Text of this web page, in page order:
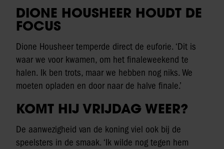
DIONE HOUSHEER HOUDT DE
FOCUS
Dione Housheer temperde direct de euforie. ‘Dit is
waar we voor kwamen, om het finaleweekend te
halen. Ik ben trots, maar we hebben nog niks. We
moeten opladen en door naar de halve finale.’
KOMT HIJ VRIJDAG WEER?
De aanwezigheid van de koning viel ook bij de
speelsters in de smaak. ‘Ik wilde nog tegen hem